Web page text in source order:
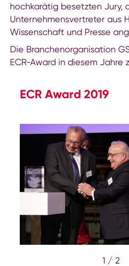
hochkarätig besetzten Jury,
Unternehmensvertreter aus
Wissenschaft und Presse
Die Branchenorganisation
ECR-Award in diesem Jahre
ECR Award 2019
1 / 2